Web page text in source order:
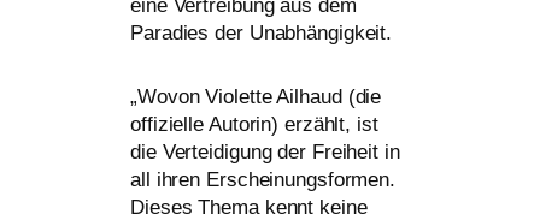
eine Vertreibung aus dem
Paradies der Unabhängigkeit.
„Wovon Violette Ailhaud (die
offi­zi­el­le Autorin) erzählt, ist
die Verteidigung der Freiheit in
all ihren Erscheinungsformen.
Dieses Thema kennt kei­ne